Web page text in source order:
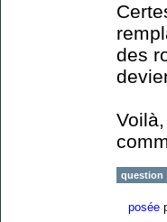
des
question
posée